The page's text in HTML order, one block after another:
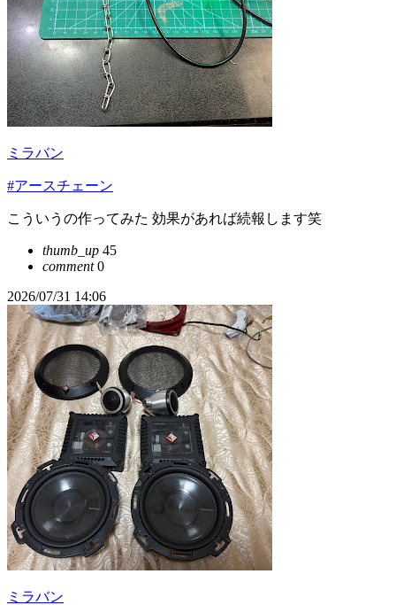
ミラバン
#アースチェーン
こういうの作ってみた 効果があれば続報します笑
thumb_up 45
comment0
2026/07/31 14:06
ミラバン